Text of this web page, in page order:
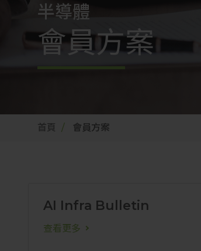
半導體
會員方案
首頁 會員方案
AI Infra Bulletin
查看更多